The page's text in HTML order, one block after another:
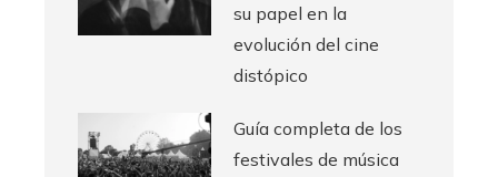
su papel en la
evolución del cine
distópico
Guía completa de los
festivales de música